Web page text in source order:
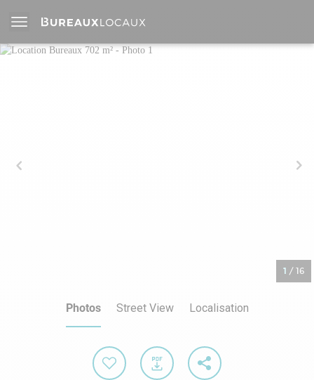
1 / 16
Photos Street View Localisation